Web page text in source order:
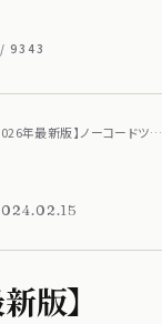
9343
年最新版】ノーコードツ…
版】